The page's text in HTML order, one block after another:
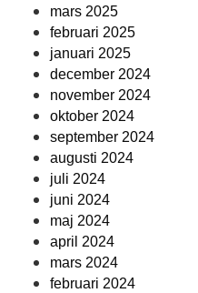
mars 2025
februari 2025
januari 2025
december 2024
november 2024
oktober 2024
september 2024
augusti 2024
juli 2024
juni 2024
maj 2024
april 2024
mars 2024
februari 2024